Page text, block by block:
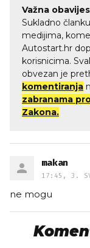
Važna
Sukladno
medijima,
Autostart.hr
korisnicima.
obvezan je
komentiranja
zabranama
Zakona.
makan
17:45, 3.
ne mogu